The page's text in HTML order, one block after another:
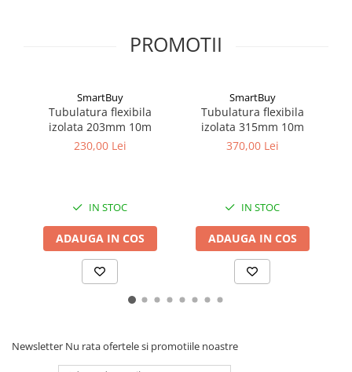
PROMOTII
SmartBuy
Tubulatura flexibila
izolata 203mm 10m
230,00 Lei
IN STOC
ADAUGA IN COS
SmartBuy
Tubulatura flexibila
izolata 315mm 10m
370,00 Lei
IN STOC
ADAUGA IN COS
Newsletter Nu rata ofertele si promotiile noastre